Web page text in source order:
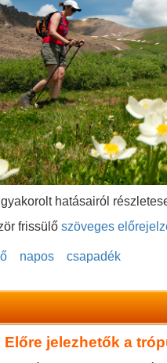
hatásairól
frissülő szöveges
napos csapadék
Előre jelezhetők a